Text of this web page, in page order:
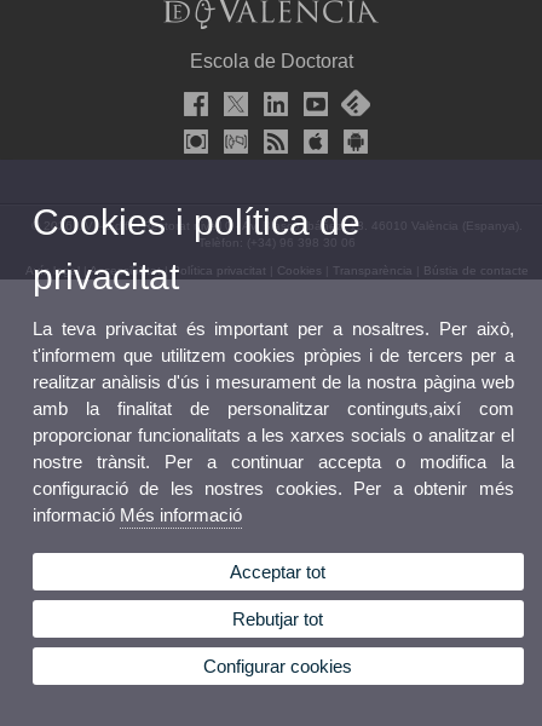
Escola de Doctorat
© 2026 UV. - Edifici Rectorat nivell 0 - Av. Blasco Ibáñez, 13. 46010 València (Espanya).
Telèfon: (+34) 96 398 30 06
Avís legal |Accessibilitat|Política privacitat Cookies Transparència Bústia de contacte
Cookies i política de
privacitat
La teva privacitat és important per a nosaltres. Per això,
t'informem que utilitzem cookies pròpies i de tercers per a
realitzar anàlisis d'ús i mesurament de la nostra pàgina web
amb la finalitat de personalitzar continguts,així com
proporcionar funcionalitats a les xarxes socials o analitzar el
nostre trànsit. Per a continuar accepta o modifica la
configuració de les nostres cookies. Per a obtenir més
informació Més informació
Acceptar tot
Rebutjar tot
Configurar cookies